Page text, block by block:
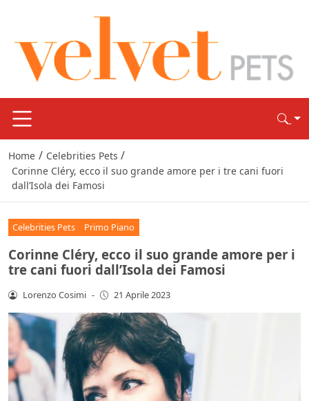
Home / Celebrities Pets /
Corinne Cléry, ecco il suo grande amore per i tre cani fuori
dall’Isola dei Famosi
Celebrities Pets Primo Piano
Corinne Cléry, ecco il suo grande amore per i
tre cani fuori dall’Isola dei Famosi
Lorenzo Cosimi - 21 Aprile 2023